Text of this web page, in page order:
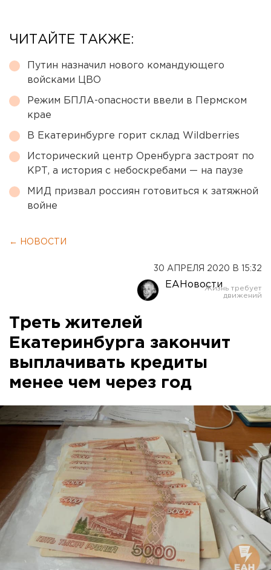
ЧИТАЙТЕ ТАКЖЕ:
Путин назначил нового командующего
войсками ЦВО
Режим БПЛА-опасности ввели в Пермском
крае
В Екатеринбурге горит склад Wildberries
Исторический центр Оренбурга застроят по
КРТ, а история с небоскребами — на паузе
МИД призвал россиян готовиться к затяжной
войне
← НОВОСТИ
30 АПРЕЛЯ 2020 В 15:32
ЕАНовости
Треть жителей
Екатеринбурга закончит
выплачивать кредиты
менее чем через год